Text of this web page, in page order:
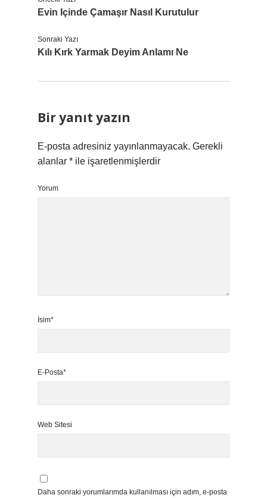
Evin Içinde Çamaşır Nasıl Kurutulur
Sonraki Yazı
Kılı Kırk Yarmak Deyim Anlamı Ne
Bir yanıt yazın
E-posta adresiniz yayınlanmayacak. Gerekli
alanlar * ile işaretlenmişlerdir
Yorum
İsim*
E-Posta*
Web Sitesi
Daha sonraki yorumlarımda kullanılması için adım, e-posta